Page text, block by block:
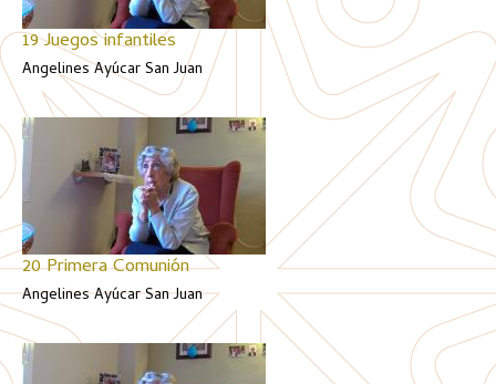
19 Juegos infantiles
Angelines Ayúcar San Juan
20 Primera Comunión
Angelines Ayúcar San Juan